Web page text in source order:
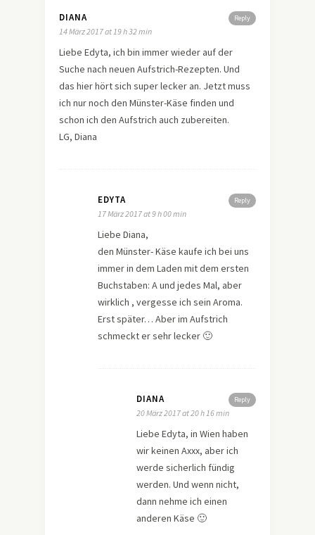
Reply
DIANA
14 März 2017 at 19 h 32 min
Liebe Edyta, ich bin immer wieder auf der
Suche nach neuen Aufstrich-Rezepten. Und
das hier hört sich super lecker an. Jetzt muss
ich nur noch den Münster-Käse finden und
schon ich den Aufstrich auch zubereiten.
LG, Diana
Reply
EDYTA
17 März 2017 at 9 h 00 min
Liebe Diana,
den Münster- Käse kaufe ich bei uns
immer in dem Laden mit dem ersten
Buchstaben: A und jedes Mal, aber
wirklich , vergesse ich sein Aroma.
Erst später… Aber im Aufstrich
schmeckt er sehr lecker 🙂
Reply
DIANA
20 März 2017 at 20 h 16 min
Liebe Edyta, in Wien haben
wir keinen Axxx, aber ich
werde sicherlich fündig
werden. Und wenn nicht,
dann nehme ich einen
anderen Käse 🙂